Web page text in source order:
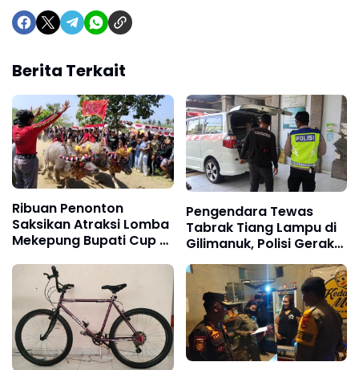
Berita Terkait
Ribuan Penonton
Saksikan Atraksi Lomba
Mekepung Bupati Cup di
Pengendara Tewas
Tabrak Tiang Lampu di
Gilimanuk, Polisi Gerak
Cepat Tangani Laka
Tunggal